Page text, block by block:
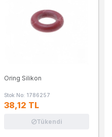
Oring Silikon
Stok No: 1786257
38,12 TL
Tükendi